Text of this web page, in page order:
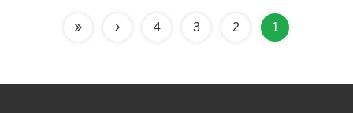
Immersion Waterproof
Testing
1
2
3
4